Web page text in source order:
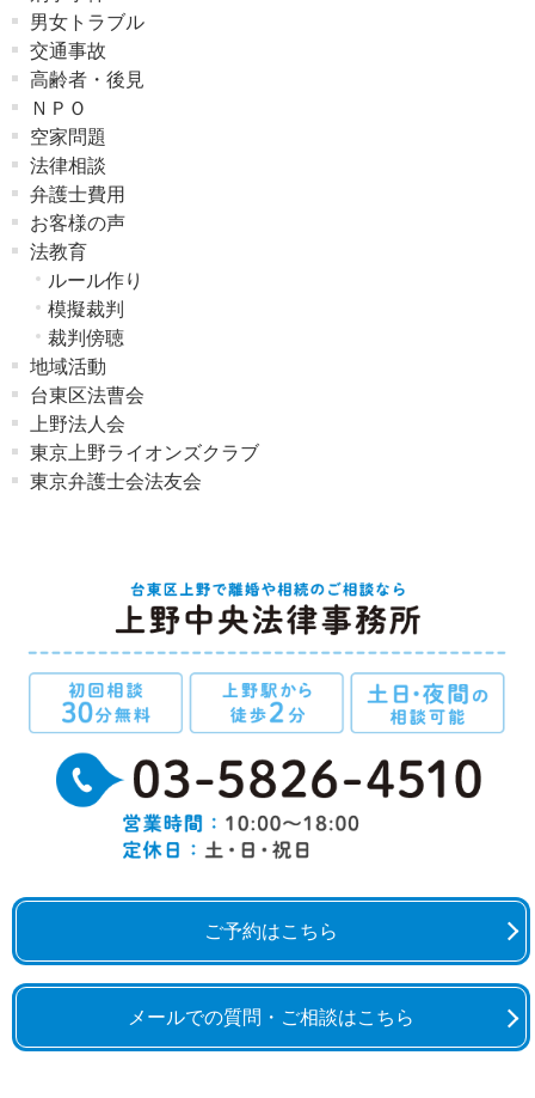
男女トラブル
交通事故
高齢者・後見
ＮＰＯ
空家問題
法律相談
弁護士費用
お客様の声
法教育
ルール作り
模擬裁判
裁判傍聴
地域活動
台東区法曹会
上野法人会
東京上野ライオンズクラブ
東京弁護士会法友会
ご予約はこちら
メールでの質問・ご相談はこちら